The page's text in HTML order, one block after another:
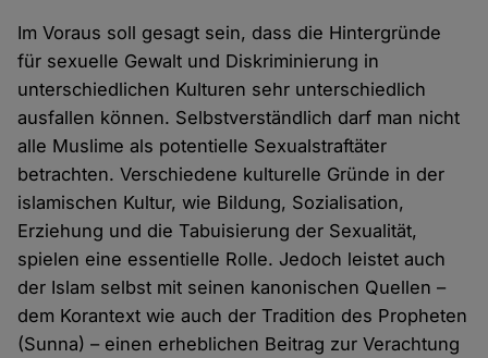
Im Voraus soll gesagt sein, dass die Hintergründe
für sexuelle Gewalt und Diskriminierung in
unterschiedlichen Kulturen sehr unterschiedlich
ausfallen können. Selbstverständlich darf man nicht
alle Muslime als potentielle Sexualstraftäter
betrachten. Verschiedene kulturelle Gründe in der
islamischen Kultur, wie Bildung, Sozialisation,
Erziehung und die Tabuisierung der Sexualität,
spielen eine essentielle Rolle. Jedoch leistet auch
der Islam selbst mit seinen kanonischen Quellen –
dem Korantext wie auch der Tradition des Propheten
(Sunna) – einen erheblichen Beitrag zur Verachtung